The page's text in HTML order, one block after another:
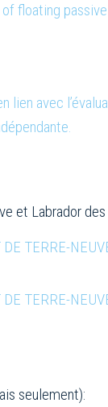
floating
avec
et Labrador
DE TERRE-
DE TERRE-
seulement):